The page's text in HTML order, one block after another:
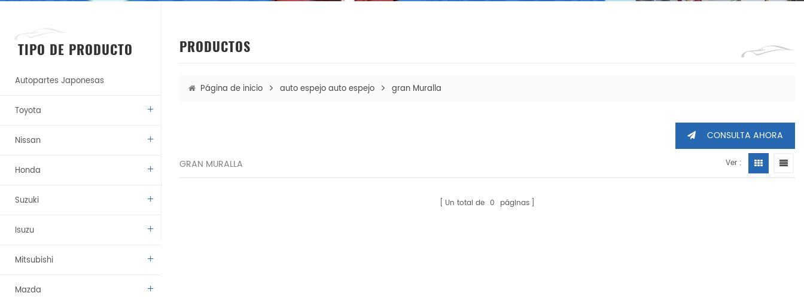
TIPO DE PRODUCTO
Autopartes Japonesas
Toyota
Nissan
Honda
Suzuki
Isuzu
Mitsubishi
Mazda
PRODUCTOS
Página de inicio auto espejo auto espejo gran Muralla
CONSULTA AHORA
GRAN MURALLA Ver :
Un total de 0 páginas